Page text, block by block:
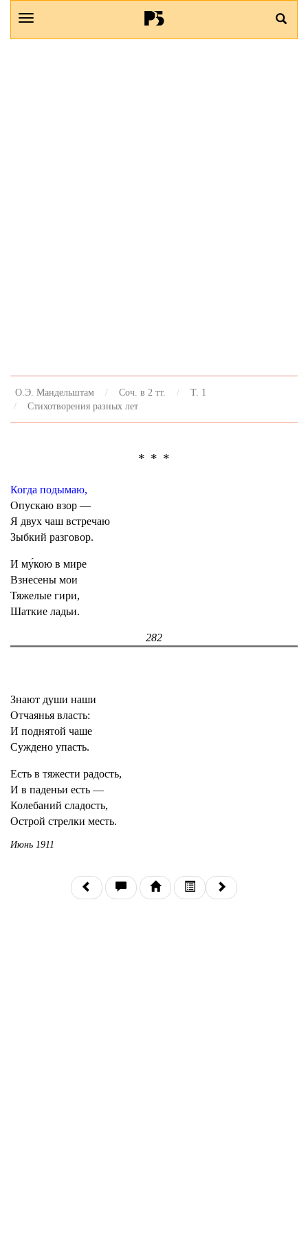
О.Э. Мандельштам Соч. в 2 тт.
Т. 1
Стихотворения разных лет
* * *
Когда подымаю,
Опускаю взор —
Я двух чаш встречаю
Зыбкий разговор.
И му́кою в мире
Взнесены мои
Тяжелые гири,
Шаткие ладьи.
282
Знают души наши
Отчаянья власть:
И поднятой чаше
Суждено упасть.
Есть в тяжести радость,
И в паденьи есть —
Колебаний сладость,
Острой стрелки месть.
Июнь 1911